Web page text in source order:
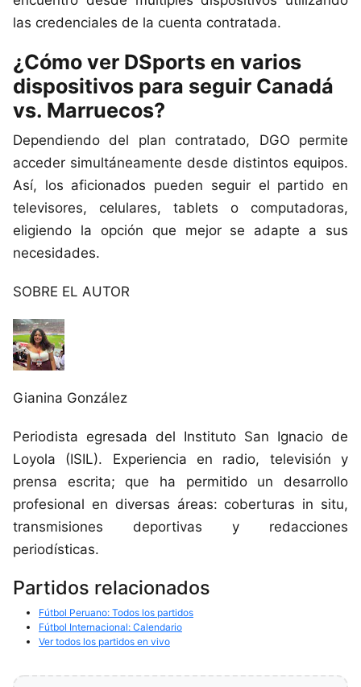
las credenciales de la cuenta contratada.
¿Cómo ver DSports en varios
dispositivos para seguir Canadá
vs. Marruecos?
Dependiendo del plan contratado, DGO permite
acceder simultáneamente desde distintos equipos.
Así, los aficionados pueden seguir el partido en
televisores, celulares, tablets o computadoras,
eligiendo la opción que mejor se adapte a sus
necesidades.
SOBRE EL AUTOR
Gianina González
Periodista egresada del Instituto San Ignacio de
Loyola (ISIL). Experiencia en radio, televisión y
prensa escrita; que ha permitido un desarrollo
profesional en diversas áreas: coberturas in situ,
transmisiones deportivas y redacciones
periodísticas.
Partidos relacionados
Fútbol Peruano: Todos los partidos
Fútbol Internacional: Calendario
Ver todos los partidos en vivo